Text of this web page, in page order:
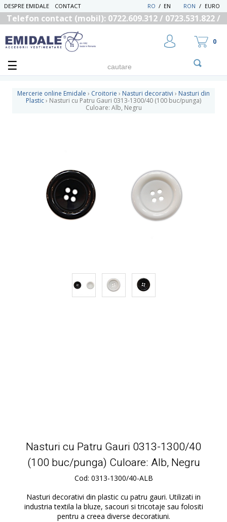
DESPRE EMIDALE CONTACT RON / EURO
EN
/
RO
Telefon contact (mobil): 0722.609.312 / 0723.531.822 /
0
Mercerie online Emidale › Croitorie › Nasturi decorativi › Nasturi din
Plastic› Nasturi cu Patru Gauri 0313-1300/40 (100 buc/punga)
Culoare: Alb, Negru
Nasturi cu Patru Gauri 0313-1300/40
(100 buc/punga) Culoare: Alb, Negru
Cod: 0313-1300/40-ALB
Nasturi decorativi din plastic cu patru gauri. Utilizati in
industria textila la bluze, sacouri si tricotaje sau folositi
pentru a creea diverse decoratiuni.